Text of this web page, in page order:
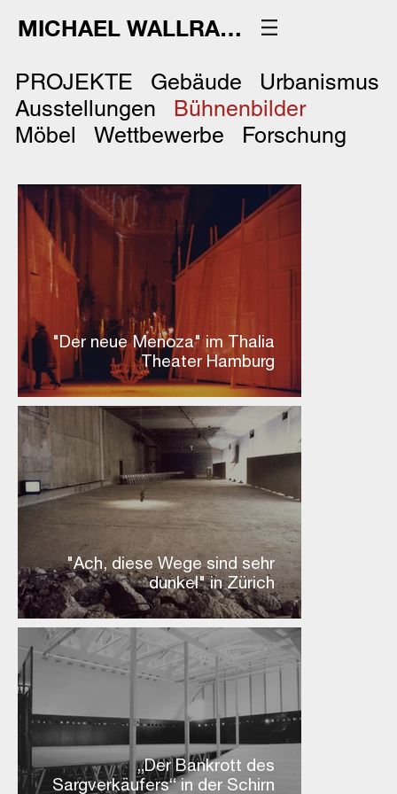
MICHAEL WALLRAFF
PROJEKTE Gebäude
Urbanismus
Ausstellungen
Bühnenbilder
Möbel
Wettbewerbe Forschung
"Der neue Menoza" im Thalia
Theater Hamburg
"Ach, diese Wege sind sehr
dunkel" in Zürich
„Der Bankrott des
Sargverkäufers“ in der Schirn